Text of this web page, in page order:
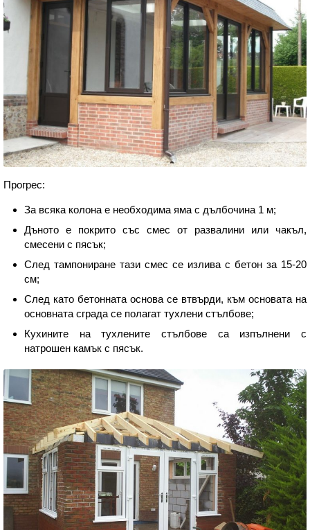
Прогрес:
За всяка колона е необходима яма с дълбочина 1 м;
Дъното е покрито със смес от развалини или чакъл,
смесени с пясък;
След тампониране тази смес се излива с бетон за 15-20
см;
След като бетонната основа се втвърди, към основата на
основната сграда се полагат тухлени стълбове;
Кухините на тухлените стълбове са изпълнени с
натрошен камък с пясък.